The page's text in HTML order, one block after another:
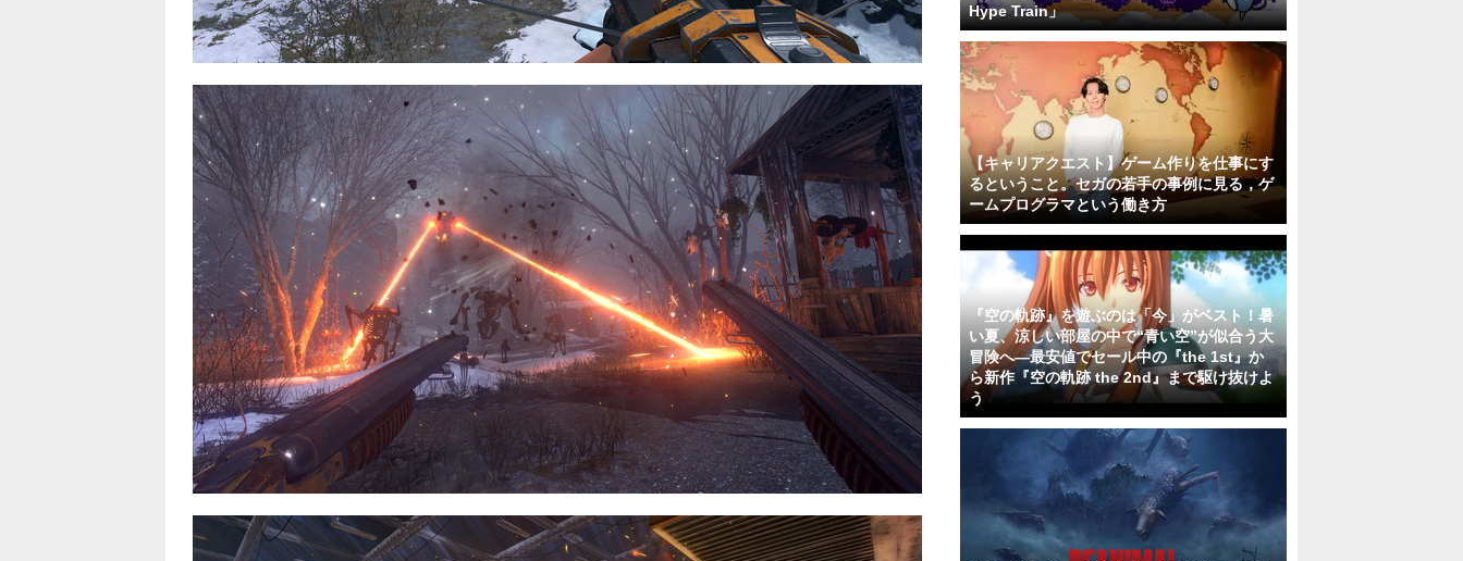
Hype Train」
【キャリアクエスト】ゲーム作りを仕事にす
るということ。セガの若手の事例に見る，ゲ
ームプログラマという働き方
『空の軌跡』を遊ぶのは「今」がベスト！暑
い夏、涼しい部屋の中で“青い空”が似合う大
冒険へ―最安値でセール中の『the 1st』か
ら新作『空の軌跡 the 2nd』まで駆け抜けよ
う